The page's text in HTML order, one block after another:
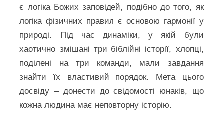
є логіка Божих заповідей, подібно до того, як
логіка фізичних правил є основою гармонії у
природі. Під час динаміки, у якій були
хаотично змішані три біблійні історії, хлопці,
поділені на три команди, мали завдання
знайти їх властивий порядок. Мета цього
досвіду – донести до свідомості юнаків, що
кожна людина має неповторну історію.